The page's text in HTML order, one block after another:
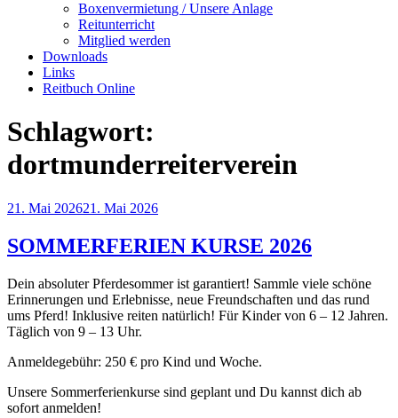
Boxenvermietung / Unsere Anlage
Reitunterricht
Mitglied werden
Downloads
Links
Reitbuch Online
Schlagwort:
dortmunderreiterverein
Veröffentlicht
21. Mai 202621. Mai 2026
SOMMERFERIEN KURSE 2026
Dein absoluter Pferdesommer ist garantiert! Sammle viele schöne
Erinnerungen und Erlebnisse, neue Freundschaften und das rund
ums Pferd! Inklusive reiten natürlich! Für Kinder von 6 – 12 Jahren.
Täglich von 9 – 13 Uhr.
Anmeldegebühr: 250 € pro Kind und Woche.
Unsere Sommerferienkurse sind geplant und Du kannst dich ab
sofort anmelden!